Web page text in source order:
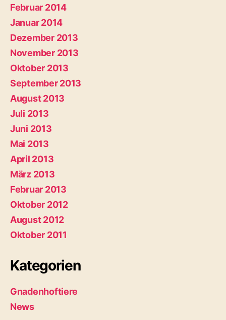
Februar 2014
Januar 2014
Dezember 2013
November 2013
Oktober 2013
September 2013
August 2013
Juli 2013
Juni 2013
Mai 2013
April 2013
März 2013
Februar 2013
Oktober 2012
August 2012
Oktober 2011
Kategorien
Gnadenhoftiere
News